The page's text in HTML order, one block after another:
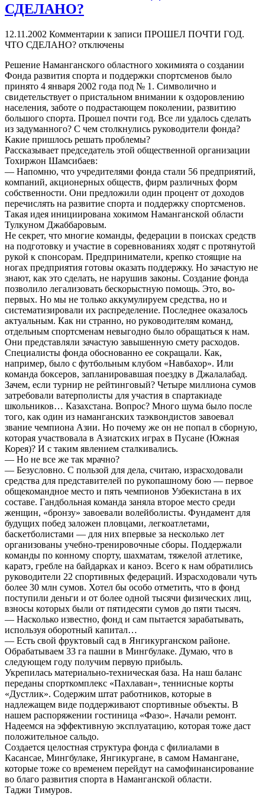
СДЕЛАНО?
12.11.2002 Комментарии к записи ПРОШЕЛ ПОЧТИ ГОД.
ЧТО СДЕЛАНО? отключены
Решение Наманганского областного хокимията о создании
Фонда развития спорта и поддержки спортсменов было
принято 4 января 2002 года под № 1. Символично и
свидетельствует о пристальном внимании к оздоровлению
населения, заботе о подрастающем поколении, развитию
большого спорта. Прошел почти год. Все ли удалось сделать
из задуманного? С чем столкнулись руководители фонда?
Какие пришлось решать проблемы?
Рассказывает председатель этой общественной организации
Тохиржон Шамсибаев:
— Напомню, что учредителями фонда стали 56 предприятий,
компаний, акционерных обществ, фирм различных форм
собственности. Они предложили один процент от доходов
перечислять на развитие спорта и поддержку спортсменов.
Такая идея инициирована хокимом Наманганской области
Тулкуном Джаббаровым.
Не секрет, что многие команды, федерации в поисках средств
на подготовку и участие в соревнованиях ходят с протянутой
рукой к спонсорам. Предприниматели, крепко стоящие на
ногах предприятия готовы оказать поддержку. Но зачастую не
знают, как это сделать, не нарушив законы. Создание фонда
позволило легализовать бескорыстную помощь. Это, во-
первых. Но мы не только аккумулируем средства, но и
систематизировали их распределение. Последнее оказалось
актуальным. Как ни странно, но руководителям команд,
отдельным спортсменам невыгодно было обращаться к нам.
Они представляли зачастую завышенную смету расходов.
Специалисты фонда обоснованно ее сокращали. Как,
например, было с футбольным клубом «Навбахор». Или
команда боксеров, запланировавшая поездку в Джалалабад.
Зачем, если турнир не рейтинговый? Четыре миллиона сумов
затребовали ватерполисты для участия в спартакиаде
школьников… Казахстана. Вопрос? Много шума было после
того, как один из наманганских таэквондистов завоевал
звание чемпиона Азии. Но почему же он не попал в сборную,
которая участвовала в Азиатских играх в Пусане (Южная
Корея)? И с таким явлением сталкивались.
— Но не все же так мрачно?
— Безусловно. С пользой для дела, считаю, израсходовали
средства для представителей по рукопашному бою — первое
общекомандное место и пять чемпионов Узбекистана в их
составе. Гандбольная команда заняла второе место среди
женщин, «бронзу» завоевали волейболисты. Фундамент для
будущих побед заложен пловцами, легкоатлетами,
баскетболистами — для них впервые за несколько лет
организованы учебно-тренировочные сборы. Поддержали
команды по конному спорту, шахматам, тяжелой атлетике,
каратэ, гребле на байдарках и каноэ. Всего к нам обратились
руководители 22 спортивных федераций. Израсходовали чуть
более 30 млн сумов. Хотел бы особо отметить, что в фонд
поступили деньги и от более одной тысячи физических лиц,
взносы которых были от пятидесяти сумов до пяти тысяч.
— Насколько известно, фонд и сам пытается зарабатывать,
используя оборотный капитал…
— Есть свой фруктовый сад в Янгикурганском районе.
Обрабатываем 33 га пашни в Мингбулаке. Думаю, что в
следующем году получим первую прибыль.
Укрепилась материально-техническая база. На наш баланс
переданы спорткомплекс «Пахлаван», теннисные корты
«Дустлик». Содержим штат работников, которые в
надлежащем виде поддерживают спортивные объекты. В
нашем распоряжении гостиница «Фазо». Начали ремонт.
Надеемся на эффективную эксплуатацию, которая тоже даст
положительное сальдо.
Создается целостная структура фонда с филиалами в
Касансае, Мингбулаке, Янгикургане, в самом Намангане,
которые тоже со временем перейдут на самофинансирование
во благо развития спорта в Наманганской области.
Таджи Тимуров.